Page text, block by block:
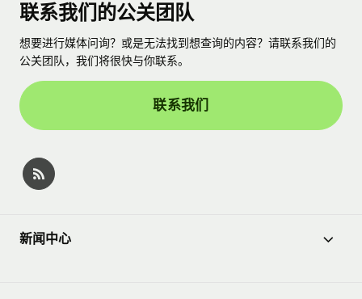
联系我们的公关团队
想要进行媒体问询？或是无法找到想查询的内容？请联系我们的
公关团队，我们将很快与你联系。
联系我们
新闻中心